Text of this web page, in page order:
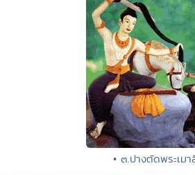
• ๓.ปางตัดพระเมา